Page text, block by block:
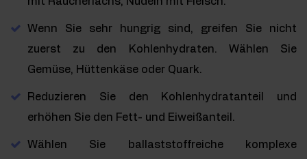
Wenn Sie sehr hungrig sind, greifen Sie nicht
zuerst zu den Kohlenhydraten. Wählen Sie
Gemüse, Hüttenkäse oder Quark.
Reduzieren Sie den Kohlenhydratanteil und
erhöhen Sie den Fett- und Eiweißanteil.
Wählen Sie ballaststoffreiche komplexe